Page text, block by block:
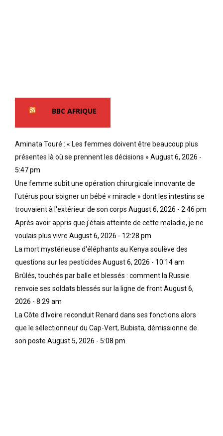
BBC AFRIQUE
Aminata Touré : « Les femmes doivent être beaucoup plus
présentes là où se prennent les décisions » August 6, 2026 -
5:47 pm
Une femme subit une opération chirurgicale innovante de
l'utérus pour soigner un bébé « miracle » dont les intestins se
trouvaient à l'extérieur de son corps August 6, 2026 - 2:46 pm
Après avoir appris que j'étais atteinte de cette maladie, je ne
voulais plus vivre August 6, 2026 - 12:28 pm
La mort mystérieuse d'éléphants au Kenya soulève des
questions sur les pesticides August 6, 2026 - 10:14 am
Brûlés, touchés par balle et blessés : comment la Russie
renvoie ses soldats blessés sur la ligne de frontAugust 6,
2026 - 8:29 am
La Côte d'Ivoire reconduit Renard dans ses fonctions alors
que le sélectionneur du Cap-Vert, Bubista, démissionne de
son poste August 5, 2026 - 5:08 pm